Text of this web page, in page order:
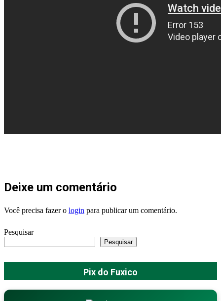
Deixe um comentário
Você precisa fazer o login para publicar um comentário.
Pesquisar
Pesquisar
Pix do Fuxico